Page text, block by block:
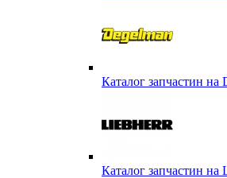
Каталог запчастин на
Каталог запчастин на